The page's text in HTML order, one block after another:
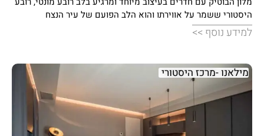
היסטורי ששמר על אווירתו והוא הלב הפועם של עיר הנצח
למידע נוסף >>
מילאנו -מרכז היסטורי